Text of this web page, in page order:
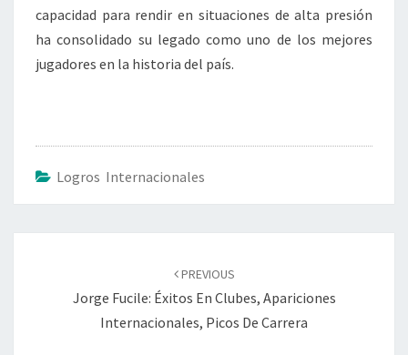
capacidad para rendir en situaciones de alta presión
ha consolidado su legado como uno de los mejores
jugadores en la historia del país.
Logros Internacionales
PREVIOUS
Jorge Fucile: Éxitos En Clubes, Apariciones
Internacionales, Picos De Carrera